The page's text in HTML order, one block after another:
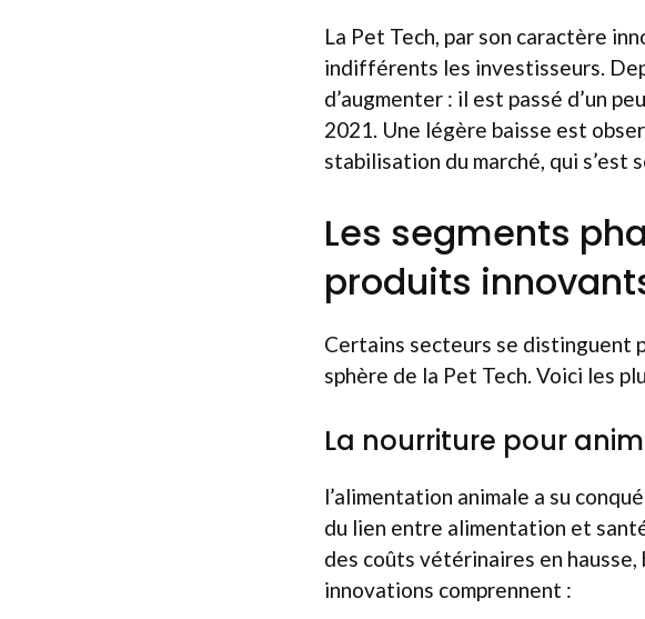
La Pet Tech, par son caractère
indifférents les investisseurs.
d’augmenter : il est passé d’un
2021. Une légère baisse est
stabilisation du marché, qui s’est
Les segments
produits
Certains secteurs se distinguent
sphère de la Pet Tech. Voici les
La nourriture pour
l’alimentation animale a su
du lien entre alimentation et
des coûts vétérinaires en
innovations comprennent :